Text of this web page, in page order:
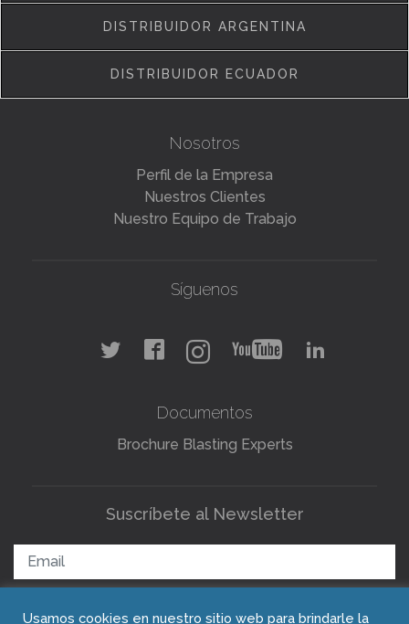
DISTRIBUIDOR ARGENTINA
DISTRIBUIDOR ECUADOR
Nosotros
Perfil de la Empresa
Nuestros Clientes
Nuestro Equipo de Trabajo
Síguenos
Documentos
Brochure Blasting Experts
Suscríbete al Newsletter
Usamos cookies en nuestro sitio web para brindarle la